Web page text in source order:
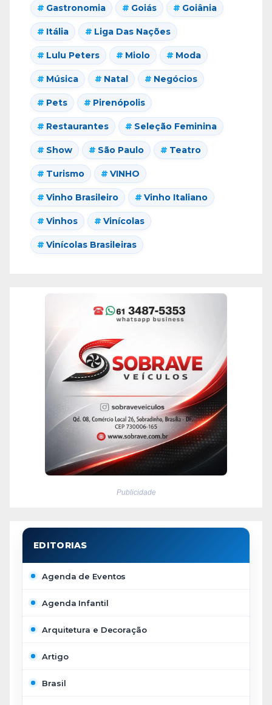
Gastronomia Goiás Goiânia
Itália Liga Das Nações
Lulu Peters Miolo Moda
Música Natal Negócios
Pets Pirenópolis
Restaurantes Seleção Feminina
Show São Paulo Teatro
Turismo VINHO
Vinho Brasileiro Vinho Italiano
Vinhos Vinícolas
Vinícolas Brasileiras
Publicidade
Agenda de Eventos
Agenda Infantil
Arquitetura e Decoração
Artigo
Brasil